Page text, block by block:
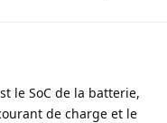
le SoC de la batterie,
de charge et le